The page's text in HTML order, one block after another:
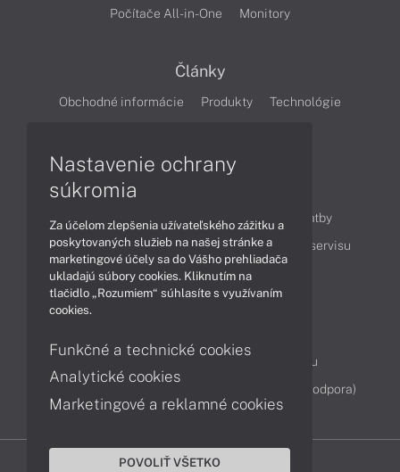
Počítače All-in-One
Monitory
Články
Obchodné informácie Produkty
Technológie
Ako nakupovať
Možnosti doručenia a platby
Podpora a servis
Servisné služby Cenník servisu
Kontakty
Reklamácia tovaru
Diagnostiky online
TeamViewer (vzdialená podpora)
Nastavenie ochrany
súkromia
Za účelom zlepšenia užívateľského zážitku a
poskytovaných služieb na našej stránke a
marketingové účely sa do Vášho prehliadača
ukladajú súbory cookies. Kliknutím na
tlačidlo „Rozumiem“ súhlasíte s využívaním
cookies.
Funkčné a technické cookies
Analytické cookies
Marketingové a reklamné cookies
POVOLIŤ VŠETKO